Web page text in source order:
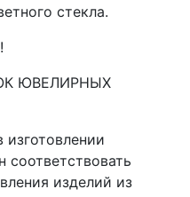
стекла.
ЮВЕЛИРНЫХ
изготовлении
изделий из